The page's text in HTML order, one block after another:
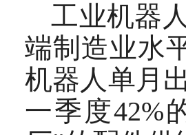
工业机器
端制造业水
机器人单月
一季度42%